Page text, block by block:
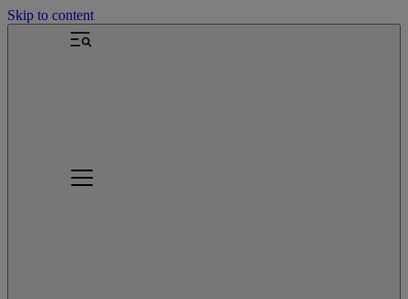
Skip to content